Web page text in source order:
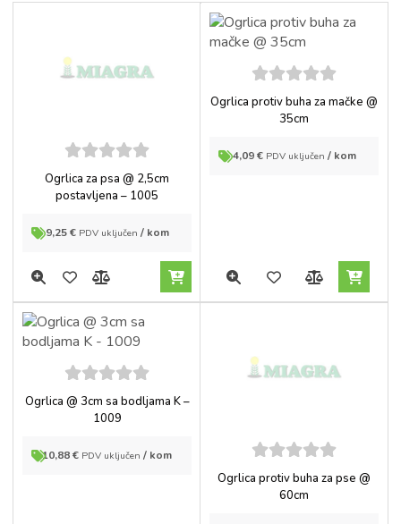
5out of
Ogrlica za psa @ 2,5cm
postavljena – 1005
9,25€ PDV uključen / kom
5out of
5
Ogrlica protiv buha za mačke @
35cm
4,09€ PDV uključen / kom
5out of
5
Ogrlica @ 3cm sa bodljama K –
1009
10,88€ PDV uključen / kom
5out of
5
Ogrlica protiv buha za pse @
60cm